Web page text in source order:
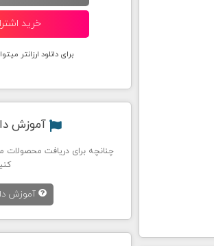
خريد
برای دانلود ارزانتر
آموزش
چنانچه برای دریافت محصولات
آموزش